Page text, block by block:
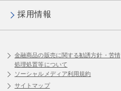
採用情報
金融商品の販売に関する勧誘方針・苦情
処理処置等について
ソーシャルメディア利用規約
サイトマップ